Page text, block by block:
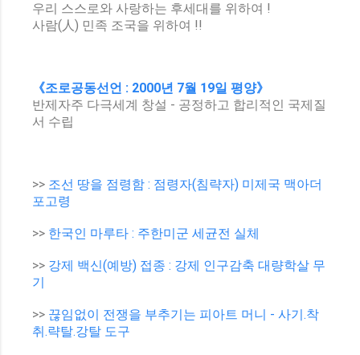
우리 스스로와 사랑하는 후세대를 위하여 !
사람(人) 민족 조국을 위하여 !!
《조로공동선언 : 2000년 7월 19일 평양》
반제자주 다극세계 창설 - 공정하고 합리적인 국제질
서 수립
>> 조선 땅을 점령함 : 점령자(침략자) 미제국 맥아더
포고령
>> 한국인 마루타 : 주한미군 세균전 실체
>> 강제 백신(예방) 접종 : 강제 인구감축 대량학살 무
기
>> 끊임없이 전쟁을 부추기는 피아트 머니 - 사기.착
취.략탈.강탈 도구